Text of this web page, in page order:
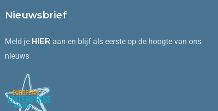
Nieuwsbrief
Meld je HIER aan en blijf als eerste op de hoogte van ons
nieuws